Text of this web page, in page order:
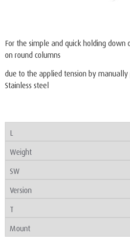
For the simple and quick holding down
on round columns
due to the applied tension by
Stainless steel